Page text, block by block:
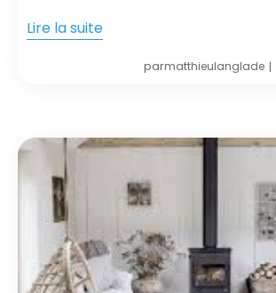
Lire la suite
parmatthieulanglade |